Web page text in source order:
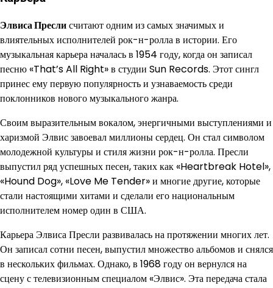
Элвиса Преслисчитают одним из самых значимых и
влиятельных исполнителей рок-н-ролла в истории. Его
музыкальная карьера началась в 1954 году, когда он записал
песню «That’s All Right» в студии Sun Records. Этот сингл
принес ему первую популярность и узнаваемость среди
поклонников нового музыкального жанра.
Своим выразительным вокалом, энергичными выступлениями и
харизмой Элвис завоевал миллионы сердец. Он стал символом
молодежной культуры и стиля жизни рок-н-ролла. Пресли
выпустил ряд успешных песен, таких как «Heartbreak Hotel»,
«Hound Dog», «Love Me Tender» и многие другие, которые
стали настоящими хитами и сделали его национальным
исполнителем номер один в США.
Карьера Элвиса Пресли развивалась на протяжении многих лет.
Он записал сотни песен, выпустил множество альбомов и снялся
в нескольких фильмах. Однако, в 1968 году он вернулся на
сцену с телевизионным специалом «Элвис». Эта передача стала